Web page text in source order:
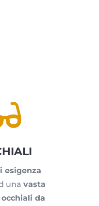
esigenza
unavasta
da